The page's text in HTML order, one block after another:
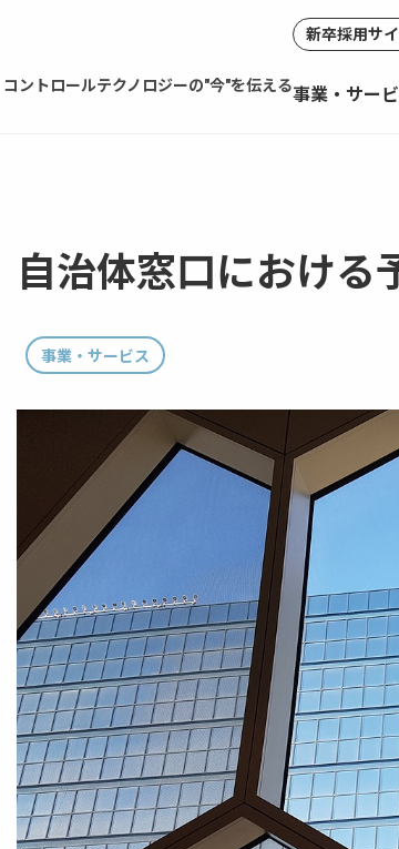
コントロールテクノロジーの"今"を伝える
新卒採用サ
事業・サー
自治体窓口における
事業・サービス